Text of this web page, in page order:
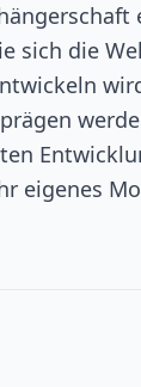
sich die
eigenes